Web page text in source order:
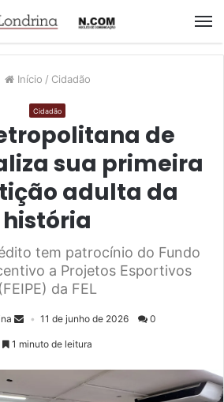
Início / Cidadão
Cidadão
de
sua primeira
adulta da
história
tem patrocínio do Fundo
a Projetos Esportivos
(FEIPE) da FEL
11 de junho de 2026 0
1 minuto de leitura